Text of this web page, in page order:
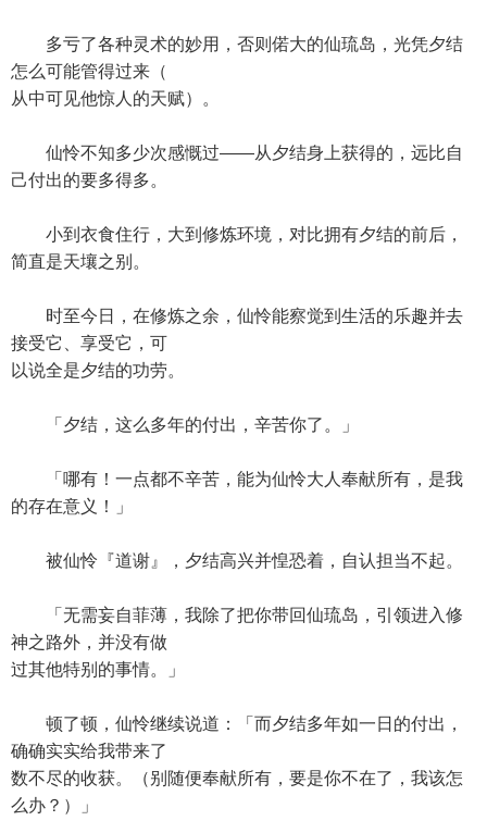
多亏了各种灵术的妙用，否则偌大的仙琉岛，光凭夕结
怎么可能管得过来（
从中可见他惊人的天赋）。
仙怜不知多少次感慨过——从夕结身上获得的，远比自
己付出的要多得多。
小到衣食住行，大到修炼环境，对比拥有夕结的前后，
简直是天壤之别。
时至今日，在修炼之余，仙怜能察觉到生活的乐趣并去
接受它、享受它，可
以说全是夕结的功劳。
「夕结，这么多年的付出，辛苦你了。」
「哪有！一点都不辛苦，能为仙怜大人奉献所有，是我
的存在意义！」
被仙怜『道谢』，夕结高兴并惶恐着，自认担当不起。
「无需妄自菲薄，我除了把你带回仙琉岛，引领进入修
神之路外，并没有做
过其他特别的事情。」
顿了顿，仙怜继续说道：「而夕结多年如一日的付出，
确确实实给我带来了
数不尽的收获。（别随便奉献所有，要是你不在了，我该怎
么办？）」